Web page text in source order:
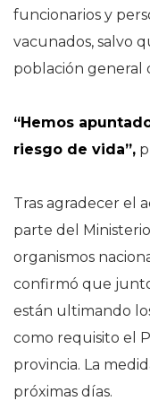
funcionarios y
vacunados, salvo
población general
“Hemos
riesgo de vida”,
Tras agradecer el
parte del
organismos
confirmó que
están ultimando
como requisito el
provincia. La
próximas días.